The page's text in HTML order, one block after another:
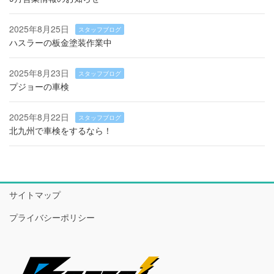
2025年8月25日 スタッフブログ
ハスラーの板金塗装作業中
2025年8月23日 スタッフブログ
プジョーの車検
2025年8月22日 スタッフブログ
北九州で車検をするなら！
サイトマップ
プライバシーポリシー